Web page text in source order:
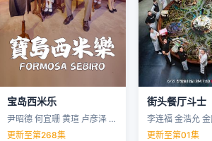
宝岛西米乐
尹昭德 何宜珊 黄瑄 卢彦泽 …
更新至第268集
街头餐厅斗士
更新至第01集